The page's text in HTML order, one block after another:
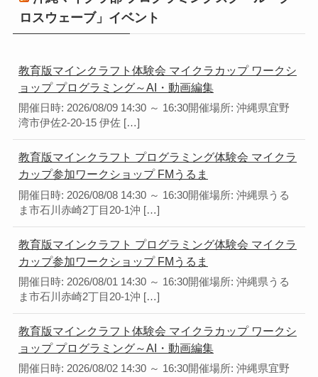
ロスウェーブ」イベント
教育版マインクラフト体験会 マイクラカップ ワークシ
ョップ プログラミング～AI・動画編集
開催日時: 2026/08/09 14:30 ～ 16:30開催場所: 沖縄県宜野
湾市伊佐2-20-15 伊佐 […]
教育版マインクラフト プログラミング体験会 マイクラ
カップ参加ワークショップ FMうるま
開催日時: 2026/08/08 14:30 ～ 16:30開催場所: 沖縄県うる
ま市石川赤崎2丁目20-1沖 […]
教育版マインクラフト プログラミング体験会 マイクラ
カップ参加ワークショップ FMうるま
開催日時: 2026/08/01 14:30 ～ 16:30開催場所: 沖縄県うる
ま市石川赤崎2丁目20-1沖 […]
教育版マインクラフト体験会 マイクラカップ ワークシ
ョップ プログラミング～AI・動画編集
開催日時: 2026/08/02 14:30 ～ 16:30開催場所: 沖縄県宜野